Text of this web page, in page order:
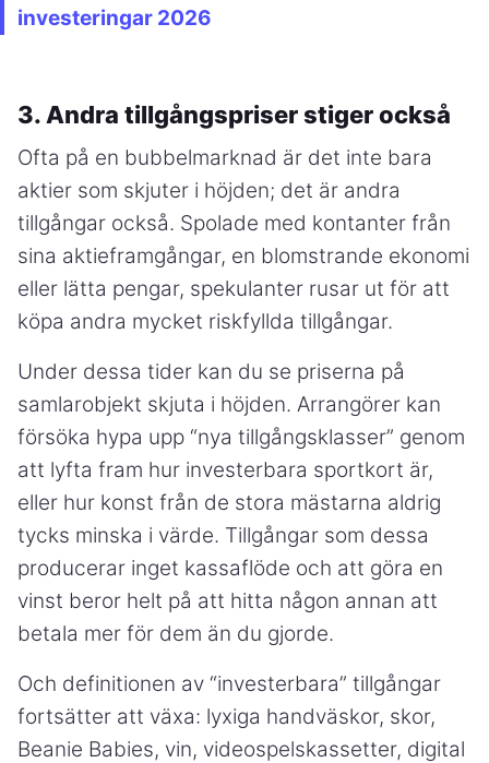
investeringar 2026
3. Andra tillgångspriser stiger också
Ofta på en bubbelmarknad är det inte bara
aktier som skjuter i höjden; det är andra
tillgångar också. Spolade med kontanter från
sina aktieframgångar, en blomstrande ekonomi
eller lätta pengar, spekulanter rusar ut för att
köpa andra mycket riskfyllda tillgångar.
Under dessa tider kan du se priserna på
samlarobjekt skjuta i höjden. Arrangörer kan
försöka hypa upp “nya tillgångsklasser” genom
att lyfta fram hur investerbara sportkort är,
eller hur konst från de stora mästarna aldrig
tycks minska i värde. Tillgångar som dessa
producerar inget kassaflöde och att göra en
vinst beror helt på att hitta någon annan att
betala mer för dem än du gjorde.
Och definitionen av “investerbara” tillgångar
fortsätter att växa: lyxiga handväskor, skor,
Beanie Babies, vin, videospelskassetter, digital